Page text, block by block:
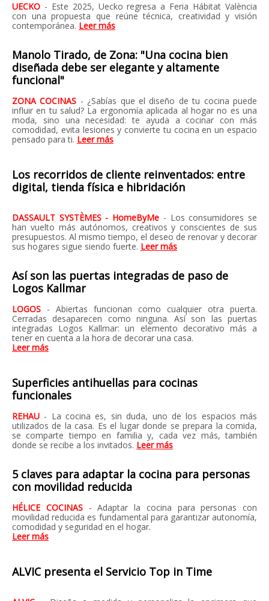
UECKO - Este 2025, Uecko regresa a Feria Hábitat València
con una propuesta que reúne técnica, creatividad y visión
contemporánea. Leer más
Manolo Tirado, de Zona: "Una cocina bien
diseñada debe ser elegante y altamente
funcional"
ZONA COCINAS - ¿Sabías que el diseño de tu cocina puede
influir en tu salud? La ergonomía aplicada al hogar no es una
moda, sino una necesidad: te ayuda a cocinar con más
comodidad, evita lesiones y convierte tu cocina en un espacio
pensado para ti. Leer más
Los recorridos de cliente reinventados: entre
digital, tienda física e hibridación
DASSAULT SYSTÈMES - HomeByMe - Los consumidores se
han vuelto más autónomos, creativos y conscientes de sus
presupuestos. Al mismo tiempo, el deseo de renovar y decorar
sus hogares sigue siendo fuerte. Leer más
Así son las puertas integradas de paso de
Logos Kallmar
LOGOS - Abiertas funcionan como cualquier otra puerta.
Cerradas desaparecen como ninguna. Así son las puertas
integradas Logos Kallmar: un elemento decorativo más a
tener en cuenta a la hora de decorar una casa.
Leer más
Superficies antihuellas para cocinas
funcionales
REHAU - La cocina es, sin duda, uno de los espacios más
utilizados de la casa. Es el lugar donde se prepara la comida,
se comparte tiempo en familia y, cada vez más, también
donde se recibe a los invitados. Leer más
5 claves para adaptar la cocina para personas
con movilidad reducida
HÉLICE COCINAS - Adaptar la cocina para personas con
movilidad reducida es fundamental para garantizar autonomía,
comodidad y seguridad en el hogar.
Leer más
ALVIC presenta el Servicio Top in Time